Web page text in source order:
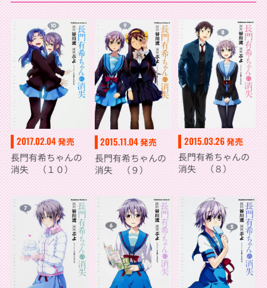
2017.02.04発売
長門有希ちゃんの
消失 （１０）
2015.11.04発売
長門有希ちゃんの
消失 （９）
2015.03.26発売
長門有希ちゃんの
消失 （８）